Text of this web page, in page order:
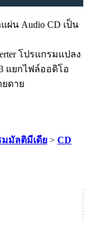
โปรแกรมแปลง
แยกไฟล์ออดิโอ
ยดาย
มมัลติมีเดีย > CD